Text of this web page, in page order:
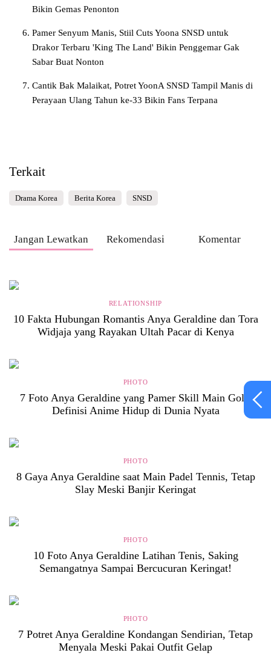
Bikin Gemas Penonton
Pamer Senyum Manis, Stiil Cuts Yoona SNSD untuk
Drakor Terbaru 'King The Land' Bikin Penggemar Gak
Sabar Buat Nonton
Cantik Bak Malaikat, Potret YoonA SNSD Tampil Manis di
Perayaan Ulang Tahun ke-33 Bikin Fans Terpana
Terkait
Drama Korea Berita Korea SNSD
Jangan Lewatkan Rekomendasi Komentar
RELATIONSHIP
10 Fakta Hubungan Romantis Anya Geraldine dan Tora
Widjaja yang Rayakan Ultah Pacar di Kenya
PHOTO
7 Foto Anya Geraldine yang Pamer Skill Main Golf,
Definisi Anime Hidup di Dunia Nyata
PHOTO
8 Gaya Anya Geraldine saat Main Padel Tennis, Tetap
Slay Meski Banjir Keringat
PHOTO
10 Foto Anya Geraldine Latihan Tenis, Saking
Semangatnya Sampai Bercucuran Keringat!
PHOTO
7 Potret Anya Geraldine Kondangan Sendirian, Tetap
Menyala Meski Pakai Outfit Gelap